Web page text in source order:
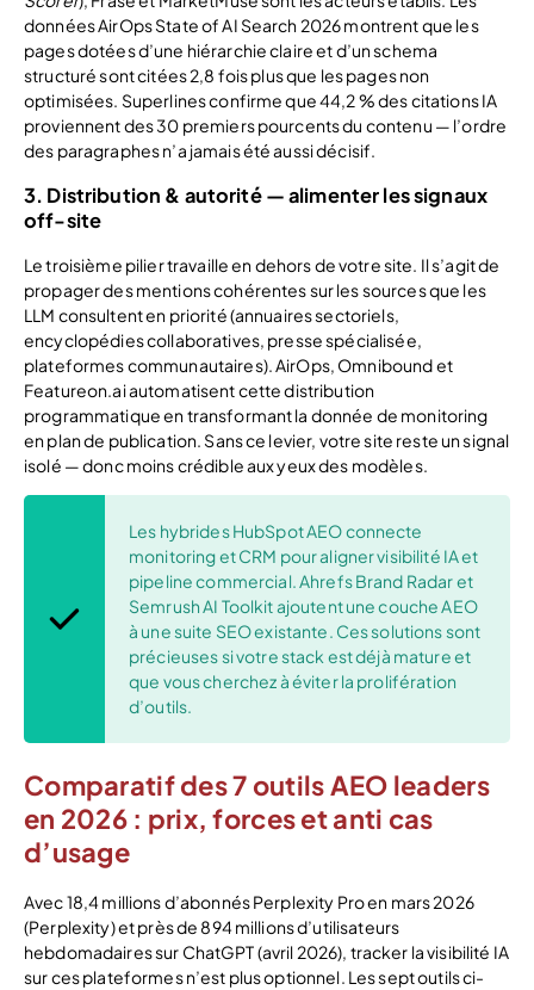
données AirOps State of AI Search 2026 montrent que les
pages dotées d’une hiérarchie claire et d’un schema
structuré sont citées 2,8 fois plus que les pages non
optimisées. Superlines confirme que 44,2 % des citations IA
proviennent des 30 premiers pourcents du contenu — l’ordre
des paragraphes n’a jamais été aussi décisif.
3. Distribution & autorité — alimenter les signaux
off-site
Le troisième pilier travaille en dehors de votre site. Il s’agit de
propager des mentions cohérentes sur les sources que les
LLM consultent en priorité (annuaires sectoriels,
encyclopédies collaboratives, presse spécialisée,
plateformes communautaires). AirOps, Omnibound et
Featureon.ai automatisent cette distribution
programmatique en transformant la donnée de monitoring
en plan de publication. Sans ce levier, votre site reste un signal
isolé — donc moins crédible aux yeux des modèles.
Les hybrides HubSpot AEO connecte
monitoring et CRM pour aligner visibilité IA et
pipeline commercial. Ahrefs Brand Radar et
Semrush AI Toolkit ajoutent une couche AEO
à une suite SEO existante. Ces solutions sont
précieuses si votre stack est déjà mature et
que vous cherchez à éviter la prolifération
d’outils.
Comparatif des 7 outils AEO leaders
en 2026 : prix, forces et anti cas
d’usage
Avec 18,4 millions d’abonnés Perplexity Pro en mars 2026
(Perplexity) et près de 894 millions d’utilisateurs
hebdomadaires sur ChatGPT (avril 2026), tracker la visibilité IA
sur ces plateformes n’est plus optionnel. Les sept outils ci-